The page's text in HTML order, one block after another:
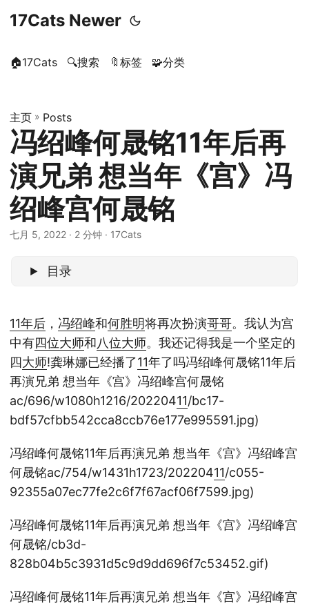
17Cats Newer
🏠17Cats 🔍搜索 🔖标签 🧩分类
主页 » Posts
冯绍峰何晟铭11年后再
演兄弟 想当年《宫》冯
绍峰宫何晟铭
七月 5, 2022 · 2 分钟 · 17Cats
目录
11年后 ， 冯绍峰和何胜明将再次扮演哥哥。我认为宫
中有四位大师和八位大师。我还记得我是一个坚定的
四大师!龚琳娜已经播了11年了吗冯绍峰何晟铭11年后
再演兄弟 想当年《宫》冯绍峰宫何晟铭
ac/696/w1080h1216/20220411/bc17-
bdf57cfbb542cca8ccb76e177e995591.jpg)
冯绍峰何晟铭11年后再演兄弟 想当年《宫》冯绍峰宫
何晟铭ac/754/w1431h1723/20220411/c055-
92355a07ec77fe2c6f7f67acf06f7599.jpg)
冯绍峰何晟铭11年后再演兄弟 想当年《宫》冯绍峰宫
何晟铭/cb3d-
828b04b5c3931d5c9d9dd696f7c53452.gif)
冯绍峰何晟铭11年后再演兄弟 想当年《宫》冯绍峰宫